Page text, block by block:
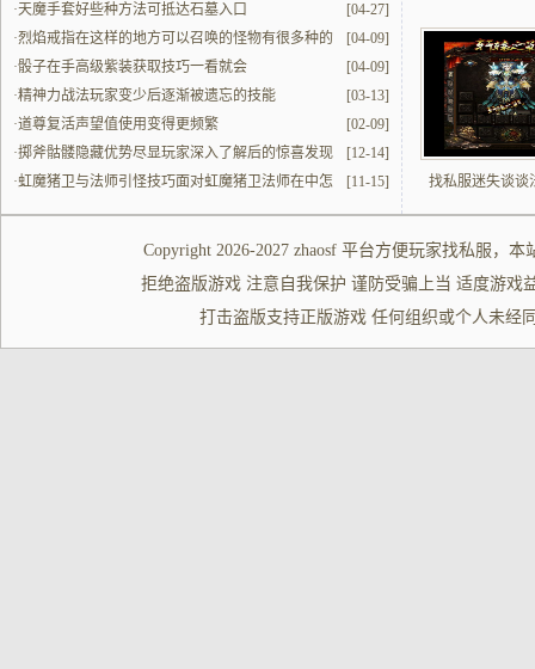
心道具
[04-27]
·天魔手套好些种方法可抵达石墓入口
[04-09]
·烈焰戒指在这样的地方可以召唤的怪物有很多种的
玛法法师戒指故事
[04-09]
·骰子在手高级紫装获取技巧一看就会
[03-13]
·精神力战法玩家变少后逐渐被遗忘的技能
[02-09]
·道尊复活声望值使用变得更频繁
[12-14]
·掷斧骷髅隐藏优势尽显玩家深入了解后的惊喜发现
[11-15]
·虹魔猪卫与法师引怪技巧面对虹魔猪卫法师在中怎
麽做引怪攻击更高效
找私服迷失谈谈
Copyright 2026-2027 zhaosf平台方便玩家找私服 ，本
拒绝盗版游戏 注意自我保护 谨防受骗上当 适度游戏
打击盗版支持正版游戏 任何组织或个人未经